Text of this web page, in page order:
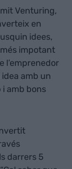
Venturing,
en
idees,
més impotant
l’emprenedor
idea amb un
i amb bons
darrers 5